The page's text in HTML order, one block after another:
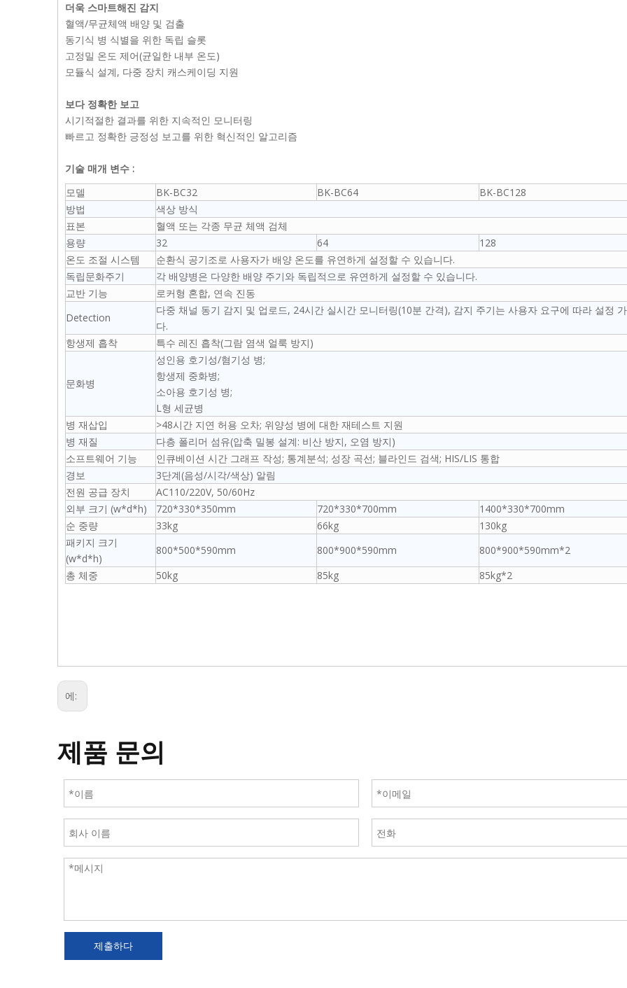
더욱 스마트해진 감지
혈액/무균체액 배양 및 검출
동기식 병 식별을 위한 독립 슬롯
고정밀 온도 제어(균일한 내부 온도)
모듈식 설계, 다중 장치 캐스케이딩 지원
보다 정확한 보고
시기적절한 결과를 위한 지속적인 모니터링
빠르고 정확한 긍정성 보고를 위한 혁신적인 알고리즘
기술 매개 변수 :
모델
BK-BC32 BK-BC64
BK-BC128
방법
색상 방식
표본
혈액 또는 각종 무균 체액 검체
용량
32 64
128
온도 조절 시스템
순환식 공기조로 사용자가 배양 온도를 유연하게 설정할 수 있습니다.
독립문화주기
각 배양병은 다양한 배양 주기와 독립적으로 유연하게 설정할 수 있습니다.
교반 기능
로커형 혼합, 연속 진동
Detection
다중 채널 동기 감지 및 업로드, 24시간 실시간 모니터링(10분 간격), 감지 주기는 사용자 요구에 따라 설정
다.
항생제 흡착
특수 레진 흡착(그람 염색 얼룩 방지)
문화병
성인용 호기성/혐기성 병;
항생제 중화병;
소아용 호기성 병;
L형 세균병
병 재삽입
>48시간 지연 허용 오차; 위양성 병에 대한 재테스트 지원
병 재질
다층 폴리머 섬유(압축 밀봉 설계: 비산 방지, 오염 방지)
소프트웨어 기능
인큐베이션 시간 그래프 작성; 통계분석; 성장 곡선; 블라인드 검색; HIS/LIS 통합
경보
3단계(음성/시각/색상) 알림
전원 공급 장치
AC110/220V, 50/60Hz
외부 크기 (w*d*h)
720*330*350mm 720*330*700mm
1400*330*700mm
순 중량
33kg 66kg
130kg
패키지 크기
(w*d*h)
800*500*590mm 800*900*590mm
800*900*590mm*2
총 체중
50kg 85kg 85kg*2
에:
제품 문의
제출하다